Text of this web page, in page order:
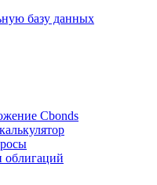
базу данных
Cbonds